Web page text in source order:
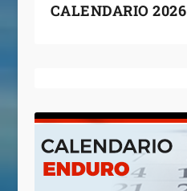
CALENDARIO 2026